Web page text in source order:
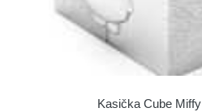
Kasička Cube